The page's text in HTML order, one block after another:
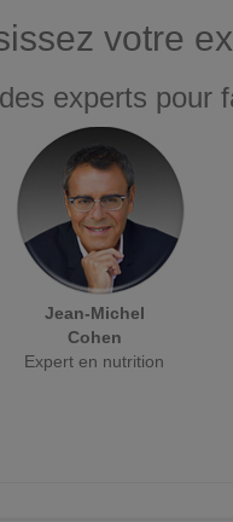
votre
experts pour
Jean-Michel
Cohen
Expert en nutrition